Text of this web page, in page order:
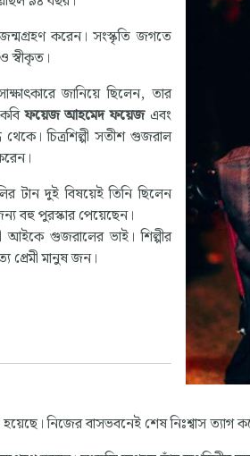
জন্মগ্রহণ করেন। সংস্কৃতি জগতে
স্বীকৃত।
জানিয়ে ছিলেন, তার
কবিফয়েজ আহমেদ ফয়েজএবং
চিত্রশিল্পী সতীশ গুজরাল
টান দুই বিষয়েই তিনি ছিলেন
বহু পুরস্কার পেয়েছেন।
আইকে গুজরালের ভাই। শিল্পীর
প্রেমী মানুষ জন।
নিজের বাসভবনেই শেষ নিঃশ্বাস